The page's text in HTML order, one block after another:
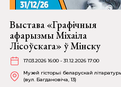
Выстава «Графічныя
афарызмы Міхаіла
Лісоўскага» ў Мінску
17.03.2026 16:00 - 31.12.2026 17:00
Музей гісторыі беларускай
(вул. Багдановіча, 13)